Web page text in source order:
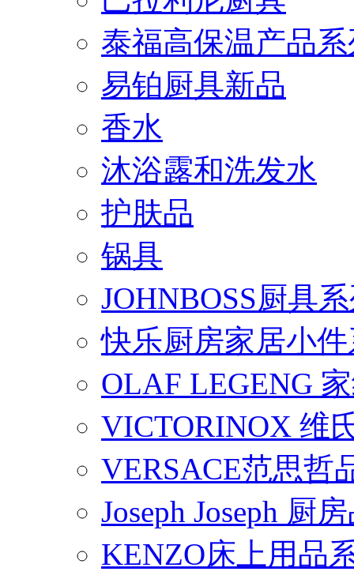
泰福高保温产品
易铂厨具新品
香水
沐浴露和洗发水
护肤品
锅具
JOHNBOSS厨具
快乐厨房家居小
OLAF LEGENG
VICTORINOX 维
VERSACE范思哲
Joseph Joseph 厨
KENZO床上用品